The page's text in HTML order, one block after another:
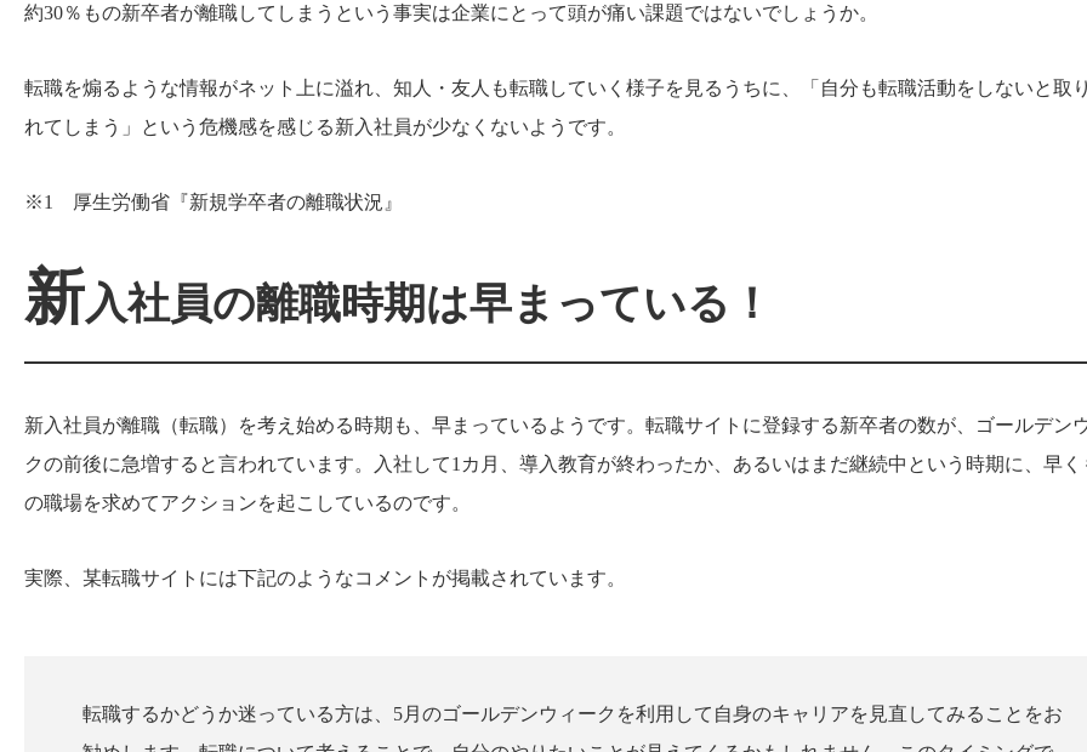
約30％もの新卒者が離職してしまうという事実は企業にとって頭が痛い課題ではないでしょうか。
転職を煽るような情報がネット上に溢れ、知人・友人も転職していく様子を見るうちに、「自分も転職活動をしないと取
れてしまう」という危機感を感じる新入社員が少なくないようです。
※1 厚生労働省『新規学卒者の離職状況』
新入社員の離職時期は早まっている！
新入社員が離職（転職）を考え始める時期も、早まっているようです。転職サイトに登録する新卒者の数が、ゴールデン
クの前後に急増すると言われています。入社して1カ月、導入教育が終わったか、あるいはまだ継続中という時期に、早く
の職場を求めてアクションを起こしているのです。
実際、某転職サイトには下記のようなコメントが掲載されています。
転職するかどうか迷っている方は、5月のゴールデンウィークを利用して自身のキャリアを見直してみることをお